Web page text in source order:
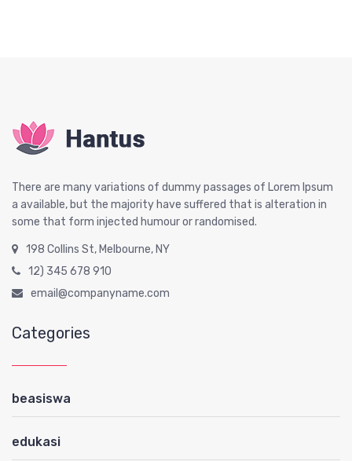
There are many variations of dummy passages of Lorem Ipsum
a available, but the majority have suffered that is alteration in
some that form injected humour or randomised.
198 Collins St, Melbourne, NY
12) 345 678 910
email@companyname.com
Categories
beasiswa
edukasi